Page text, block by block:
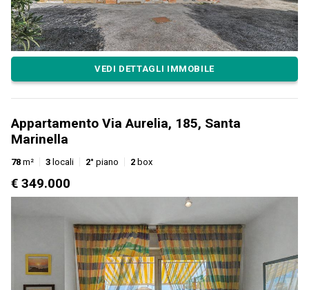
VEDI DETTAGLI IMMOBILE
Appartamento Via Aurelia, 185, Santa
Marinella
78 m² 3 locali 2° piano 2 box
€ 349.000